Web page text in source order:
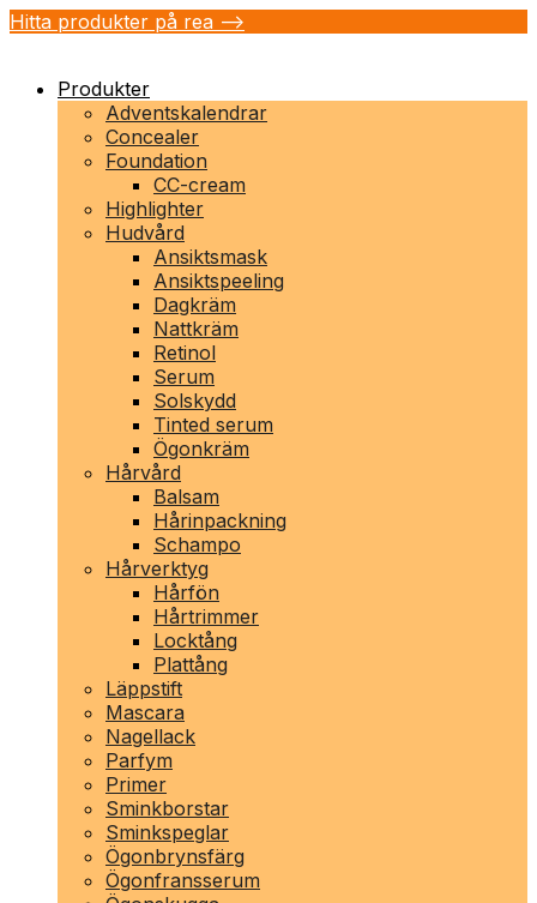
Hitta produkter på rea -->
Produkter
Adventskalendrar
Concealer
Foundation
CC-cream
Highlighter
Hudvård
Ansiktsmask
Ansiktspeeling
Dagkräm
Nattkräm
Retinol
Serum
Solskydd
Tinted serum
Ögonkräm
Hårvård
Balsam
Hårinpackning
Schampo
Hårverktyg
Hårfön
Hårtrimmer
Locktång
Plattång
Läppstift
Mascara
Nagellack
Parfym
Primer
Sminkborstar
Sminkspeglar
Ögonbrynsfärg
Ögonfransserum